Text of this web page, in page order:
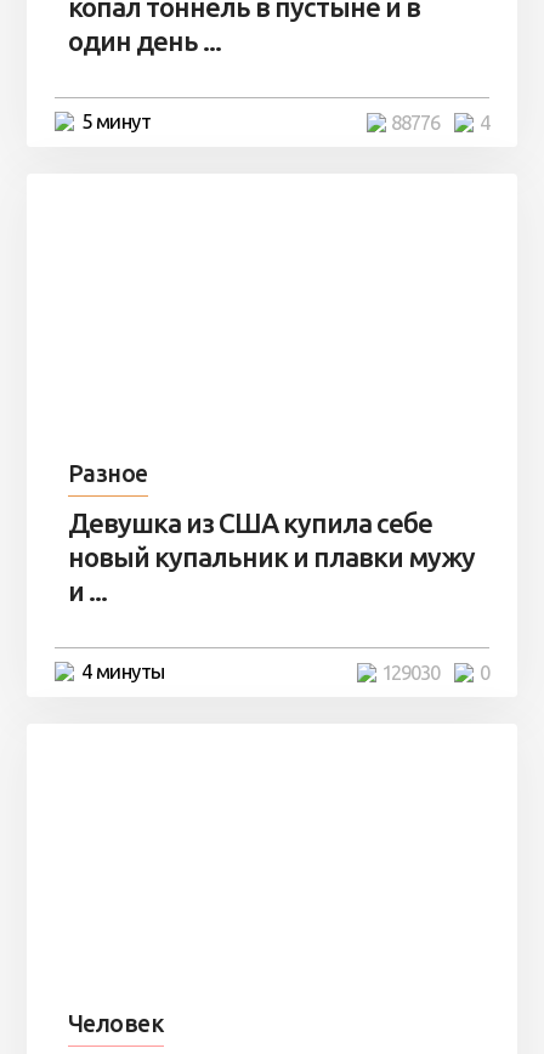
копал тоннель в пустыне и в
один день ...
5 минут 4
88776
Разное
Девушка из США купила себе
новый купальник и плавки мужу
и ...
4 минуты 0
129030
Человек